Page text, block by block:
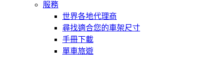
服務
世界各地代理商
尋找適合您的車架尺寸
手冊下載
單車旅遊